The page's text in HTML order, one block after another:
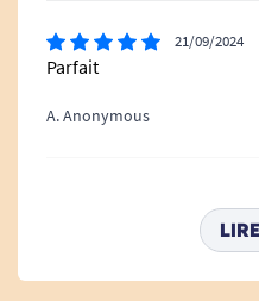
21/09/2024
Parfait
A. Anonymous
très bien ; aimerais un